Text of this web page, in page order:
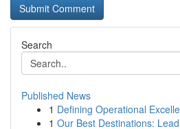
Search
Published News
1 Defining Operational
1 Our Best Destinations: